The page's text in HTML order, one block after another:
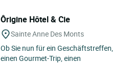
Ôrigine Hôtel & Cie
Sainte Anne Des Monts
Ob Sie nun für ein Geschäftstreffen,
einen Gourmet-Trip, einen